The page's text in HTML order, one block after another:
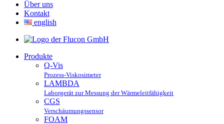
Über uns
Kontakt
english
Produkte
Q-Vis
Prozess-Viskosimeter
LAMBDA
Laborgerät zur Messung der Wärmeleitfähigkeit
CGS
Verschäumungssensor
FOAM